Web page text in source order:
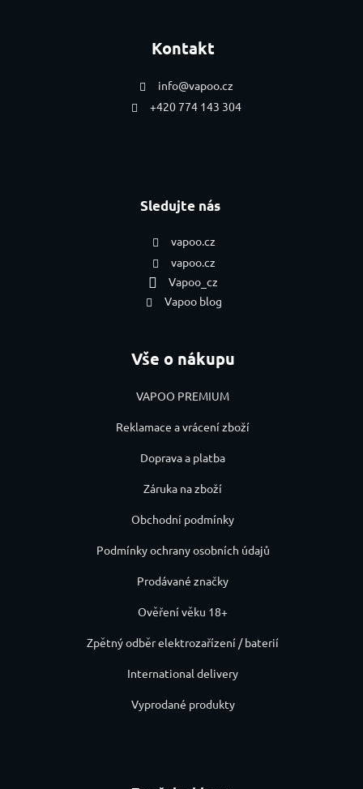
Kontakt
info@vapoo.cz
+420 774 143 304
Sledujte nás
vapoo.cz
vapoo.cz
Vapoo_cz
Vapoo blog
Vše o nákupu
VAPOO PREMIUM
Reklamace a vrácení zboží
Doprava a platba
Záruka na zboží
Obchodní podmínky
Podmínky ochrany osobních údajů
Prodávané značky
Ověření věku 18+
Zpětný odběr elektrozařízení / baterií
International delivery
Vyprodané produkty